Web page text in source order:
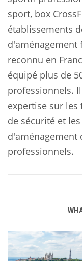
sport, box
établissements
d'aménagement
reconnu en
équipé plus de
professionnels.
expertise sur les
de sécurité et
d'aménagement
professionnels.